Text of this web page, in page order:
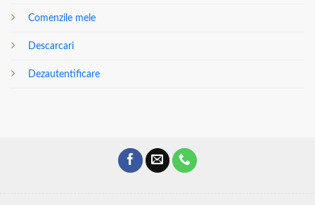
Comenzile mele
Descarcari
Dezautentificare